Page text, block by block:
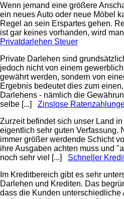
Wenn jemand eine größere
ein neues Auto oder neue Möbel
Regel an sein Erspartes gehen.
ist gar keines vorhanden, wird
Privatdarlehen Steuer
Private Darlehen sind
jedoch nicht von einem
gewährt werden, sondern von
Ergebnis bedeutet dies zum
Darlehens - nämlich die
selbe [...] Zinslose
Zurzeit befindet sich unser Land
eigentlich sehr guten Verfassung.
immer größer werdende Schicht
ihre Ausgaben achten muss und
noch sehr viel [...] Schneller
Im Kreditbereich gibt es sehr
Darlehen und Krediten. Das
dass die Kunden unterschiedliche